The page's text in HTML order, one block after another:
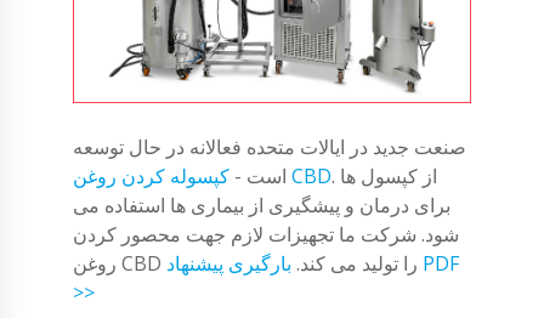
صنعت جدید در ایالات متحده فعالانه در حال توسعه
است - کپسوله کردن روغن CBD. از کپسول ها
برای درمان و پیشگیری از بیماری ها استفاده می
شود. شرکت ما تجهیزات لازم جهت محصور کردن
روغن CBD را تولید می کند. بارگیری پیشنهاد PDF
>>